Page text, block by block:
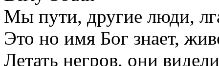
Мы пути, другие люди,
Это но имя Бог знает,
Летать негров, они